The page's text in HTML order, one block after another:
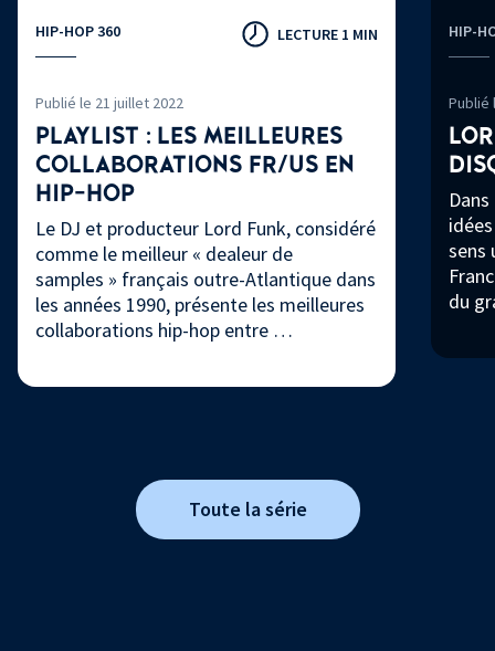
HIP-HOP 360 LECTURE 1 MIN
Publié le 21 juillet 2022
PLAYLIST : LES MEILLEURES
COLLABORATIONS FR/US EN
HIP-HOP
Le DJ et producteur Lord Funk, considéré
comme le meilleur « dealeur de
samples » français outre-Atlantique dans
les années 1990, présente les meilleures
collaborations hip-hop entre …
HIP-
Publié
sens
du
Toute la série